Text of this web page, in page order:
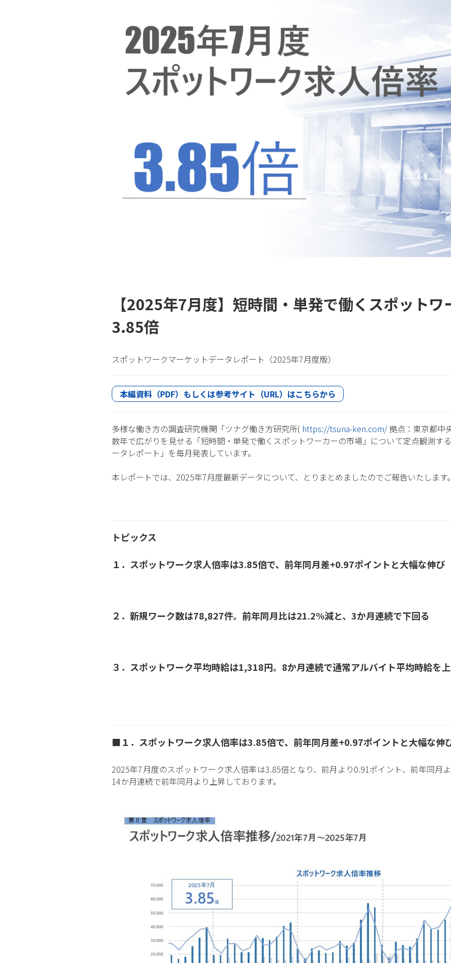
【2025年7月度】短時間・単発で働くスポット
3.85倍
スポットワークマーケットデータレポート（2025年7月度版）
本編資料（PDF）もしくは参考サイト（URL）はこちらから
多様な働き方の調査研究機関「ツナグ働き方研究所( https://tsuna-ken.com/ 拠点：東京都中
数年で広がりを見せる「短時間・単発で働くスポットワーカーの市場」について定点観測す
ータレポート」を毎月発表しています。
本レポートでは、2025年7月度最新データについて、とりまとめましたのでご報告いたします。
トピックス
１．スポットワーク求人倍率は3.85倍で、前年同月差+0.97ポイントと大幅な伸び
２．新規ワーク数は78,827件。前年同月比は21.2%減と、3か月連続で下回る
３．スポットワーク平均時給は1,318円。8か月連続で通常アルバイト平均時給を
■１．スポットワーク求人倍率は3.85倍で、前年同月差+0.97ポイントと大幅な伸
2025年7月度のスポットワーク求人倍率は3.85倍となり、前月より0.91ポイント、前年同月
14か月連続で前年同月より上昇しております。